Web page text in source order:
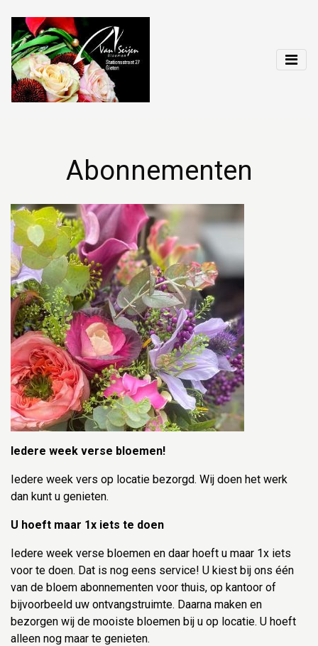
Abonnementen
Iedere week verse bloemen!
Iedere week vers op locatie bezorgd. Wij doen het werk
dan kunt u genieten.
U hoeft maar 1x iets te doen
Iedere week verse bloemen en daar hoeft u maar 1x iets
voor te doen. Dat is nog eens service! U kiest bij ons één
van de bloem abonnementen voor thuis, op kantoor of
bijvoorbeeld uw ontvangstruimte. Daarna maken en
bezorgen wij de mooiste bloemen bij u op locatie. U hoeft
alleen nog maar te genieten.